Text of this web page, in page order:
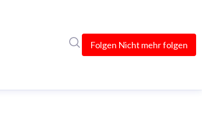
Folgen Nicht mehr folgen